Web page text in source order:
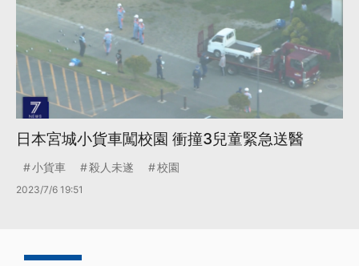
日本宮城小貨車闖校園 衝撞3兒童緊急送醫
小貨車 殺人未遂 校園
2023/7/6 19:51